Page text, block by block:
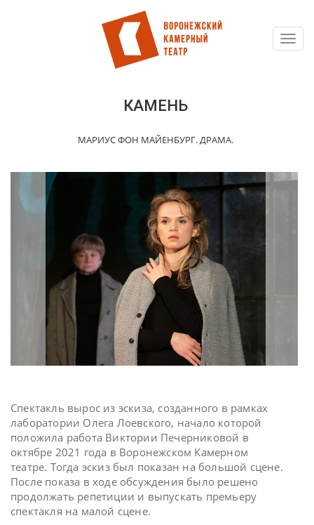
КАМЕНЬ
МАРИУС ФОН МАЙЕНБУРГ. ДРАМА.
Спектакль вырос из эскиза, созданного в рамках
лаборатории Олега Лоевского, начало которой
положила работа Виктории Печерниковой в
октябре 2021 года в Воронежском Камерном
театре. Тогда эскиз был показан на большой сцене.
После показа в ходе обсуждения было решено
продолжать репетиции и выпускать премьеру
спектакля на малой сцене.